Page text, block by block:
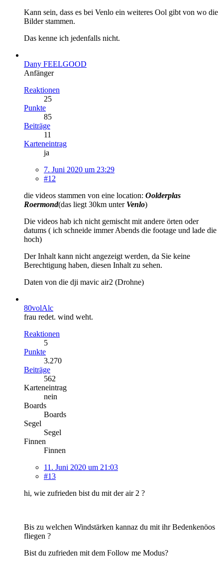
Kann sein, dass es bei Venlo ein weiteres Ool gibt von wo die
Bilder stammen.
Das kenne ich jedenfalls nicht.
Dany FEELGOOD
Anfänger
Reaktionen
25
Punkte
85
Beiträge
11
Karteneintrag
ja
7. Juni 2020 um 23:29
#12
die videos stammen von eine location: Oolderplas
Roermond(das liegt 30km unter Venlo)
Die videos hab ich nicht gemischt mit andere örten oder
datums ( ich schneide immer Abends die footage und lade die
hoch)
Der Inhalt kann nicht angezeigt werden, da Sie keine
Berechtigung haben, diesen Inhalt zu sehen.
Daten von die dji mavic air2 (Drohne)
80volAlc
frau redet. wind weht.
Reaktionen
5
Punkte
3.270
Beiträge
562
Karteneintrag
nein
Boards
Boards
Segel
Segel
Finnen
Finnen
11. Juni 2020 um 21:03
#13
hi, wie zufrieden bist du mit der air 2 ?
Bis zu welchen Windstärken kannaz du mit ihr Bedenkenöos
fliegen ?
Bist du zufrieden mit dem Follow me Modus?